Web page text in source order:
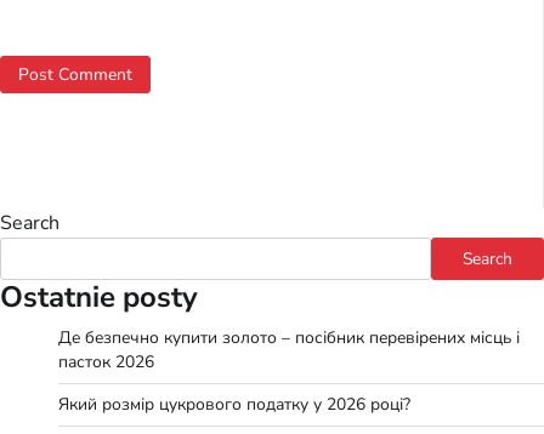
Search
Search
Ostatnie posty
Де безпечно купити золото – посібник перевірених місць і
пасток 2026
Який розмір цукрового податку у 2026 році?